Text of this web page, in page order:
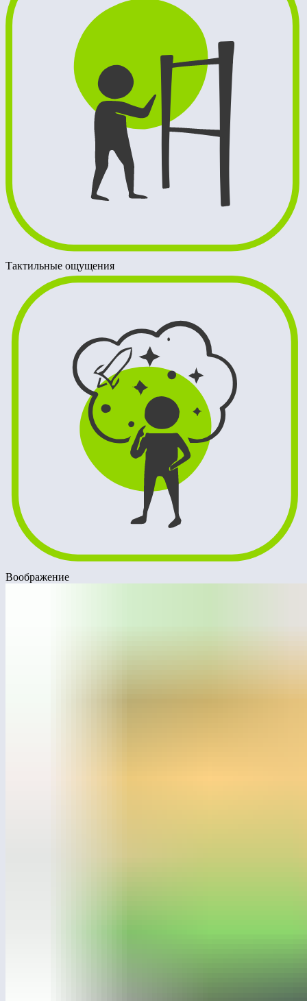
Тактильные ощущения
Воображение